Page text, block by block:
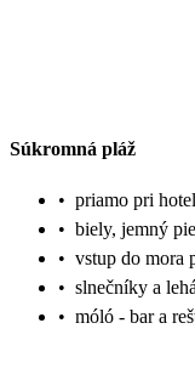
Súkromná pláž
• priamo pri
• biely, jemný
• vstup do mora
• slnečníky a
• móló - bar a